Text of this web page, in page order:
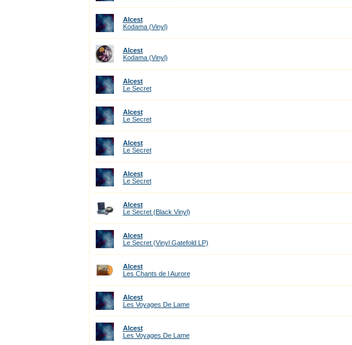
Alcest
Kodama (Vinyl)
Alcest
Kodama (Vinyl)
Alcest
Le Secret
Alcest
Le Secret
Alcest
Le Secret
Alcest
Le Secret
Alcest
Le Secret (Black Vinyl)
Alcest
Le Secret (Vinyl Gatefold LP)
Alcest
Les Chants de l Aurore
Alcest
Les Voyages De Lame
Alcest
Les Voyages De Lame